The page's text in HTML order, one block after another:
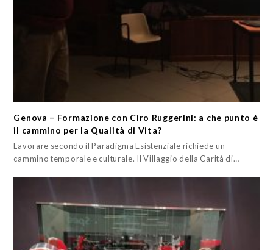
Genova – Formazione con Ciro Ruggerini: a che punto è
il cammino per la Qualità di Vita?
Lavorare secondo il Paradigma Esistenziale richiede un
cammino temporale e culturale. Il Villaggio della Carità di…